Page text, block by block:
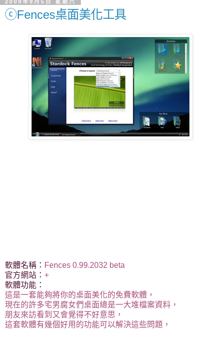
2009年9月5日 星期六
ⓒFences桌面美化工具
軟體名稱： Fences 0.99.2032 beta
官方網站： +
軟體功能：
這是一套能夠將你的桌面美化的免費軟體，
現在的許多宅男腐女們桌面總是一大堆檔案資料，
朋友來訪看到又會覺得不好意思，
這套軟體有幾個好用的功能可以解決這些問題，